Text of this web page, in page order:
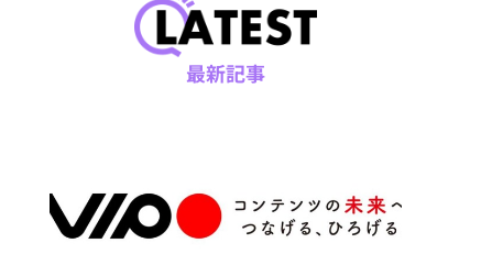
最新記事